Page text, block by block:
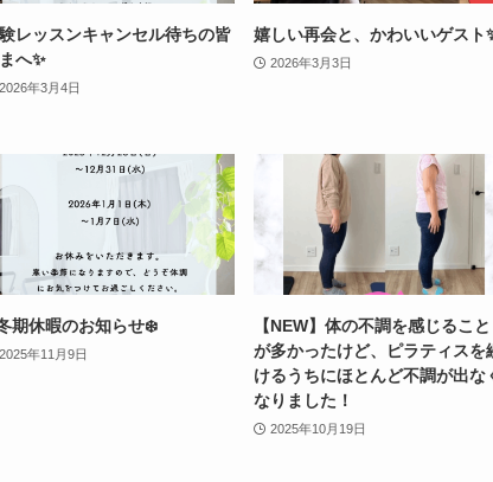
レッスンキャンセル待ちの皆
へ✨
2026年3月4日
嬉しい再会と、かわいいゲスト
2026年3月3日
期休暇のお知らせ❄️
2025年11月9日
【NEW】体の不調を感じること
が多かったけど、ピラティスを
けるうちにほとんど不調が出な
なりました！
2025年10月19日